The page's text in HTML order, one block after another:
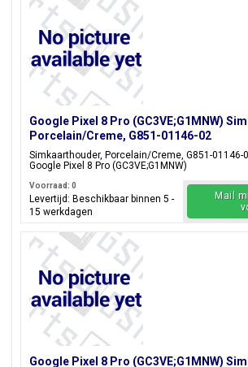
Google Pixel 8 Pro (GC3VE;G1MNW)
Porcelain/Creme, G851-01146-02
Simkaarthouder, Porcelain/Creme, G851-01146-
Google Pixel 8 Pro (GC3VE;G1MNW)
Voorraad: 0
Levertijd: Beschikbaar binnen 5 -
15 werkdagen
Mail
Google Pixel 8 Pro (GC3VE;G1MNW)